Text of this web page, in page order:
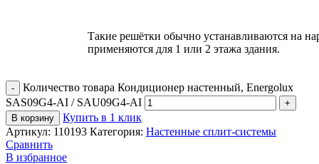
Такие решётки обычно устанавливаются на
применяются для 1 или 2 этажа здания.
Количество товара Кондиционер настенный, Energolux
SAS09G4-AI / SAU09G4-AI
В корзину
Купить в 1 клик
Артикул: 110193 Категория: Настенные сплит-системы
Сравнить
В избранное